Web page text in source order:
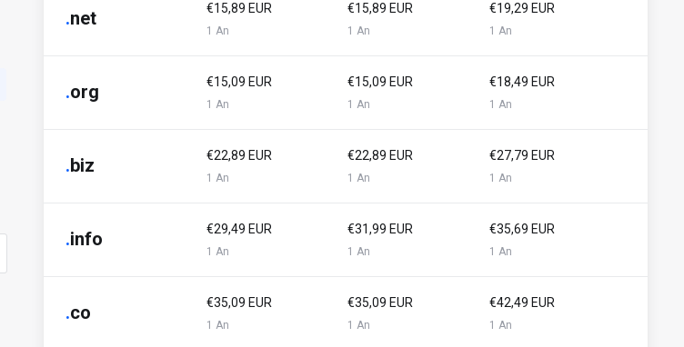
.net €15,89 EUR
1 An
€15,89 EUR
1 An
€19,29 EUR
1 An
.org €15,09 EUR
1 An
€15,09 EUR
1 An
€18,49 EUR
1 An
.biz €22,89 EUR
1 An
€22,89 EUR
1 An
€27,79 EUR
1 An
.info €29,49 EUR
1 An
€31,99 EUR
1 An
€35,69 EUR
1 An
.co €35,09 EUR
1 An
€35,09 EUR
1 An
€42,49 EUR
1 An